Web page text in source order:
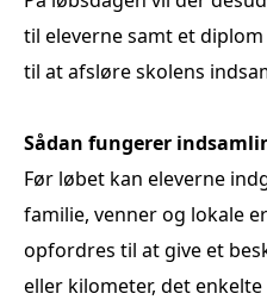
til eleverne samt et
til at afsløre skolens
Sådan fungerer
Før løbet kan eleverne
familie, venner og lokale
opfordres til at give et
eller kilometer, det